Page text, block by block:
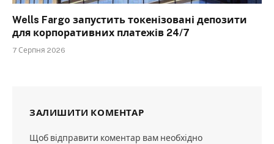
Wells Fargo запустить токенізовані депозити
для корпоративних платежів 24/7
7 Серпня 2026
ЗАЛИШИТИ КОМЕНТАР
Щоб відправити коментар вам необхідно